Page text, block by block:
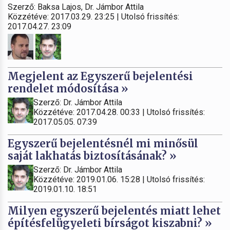
Szerző: Baksa Lajos, Dr. Jámbor Attila
Közzétéve: 2017.03.29. 23:25 | Utolsó frissítés:
2017.04.27. 23:09
Megjelent az Egyszerű bejelentési
rendelet módosítása »
Szerző: Dr. Jámbor Attila
Közzétéve: 2017.04.28. 00:33 | Utolsó frissítés:
2017.05.05. 07:39
Egyszerű bejelentésnél mi minősül
saját lakhatás biztosításának? »
Szerző: Dr. Jámbor Attila
Közzétéve: 2019.01.06. 15:28 | Utolsó frissítés:
2019.01.10. 18:51
Milyen egyszerű bejelentés miatt lehet
építésfelügyeleti bírságot kiszabni? »